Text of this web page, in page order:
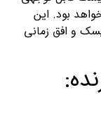
بود. این
و افق زمانی